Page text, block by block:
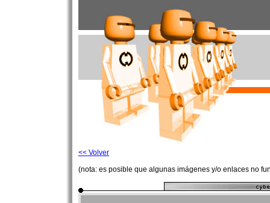
<< Volver
(nota: es posible que algunas imágenes y/o enlaces no